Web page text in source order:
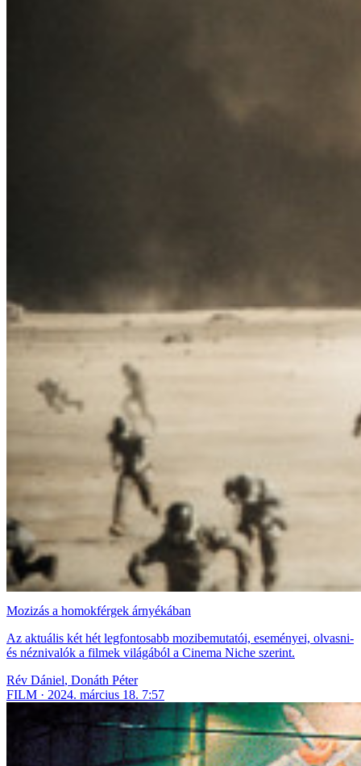
Mozizás a homokférgek árnyékában
Az aktuális két hét legfontosabb mozibemutatói, eseményei, olvasni-
és néznivalók a filmek világából a Cinema Niche szerint.
Rév Dániel, Donáth Péter
FILM
2024. március 18. 7:57